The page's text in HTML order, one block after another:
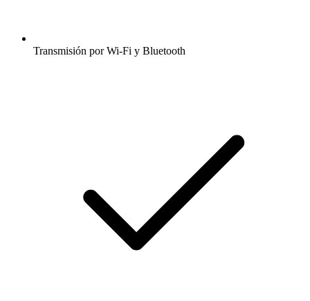
Transmisión por Wi-Fi y Bluetooth